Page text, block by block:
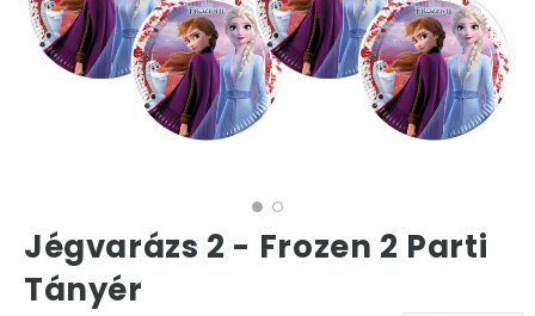
Jégvarázs 2 - Frozen 2 Parti
Tányér